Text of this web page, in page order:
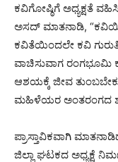
ಕವಿಗೋಷ್ಠಿಗೆ ಅಧ್ಯಕ್ಷತೆ
ಅಸದ್ ಮಾತನಾಡಿ,
ಕವಿತೆಯಿಂದಲೇ ಕವಿ
ವಾಚಿಸುವಾಗ
ಆಶಯಕ್ಕೆ ಜೀವ
ಮಹಿಳೆಯರ ಅಂತರಂಗದ
ಪ್ರಾಸ್ತಾವಿಕವಾಗಿ
ಜಿಲ್ಲಾ ಘಟಕದ ಅಧ್ಯಕ್ಷೆ